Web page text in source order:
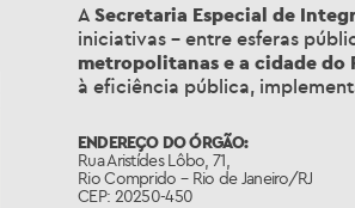
A Secretaria Especial de
iniciativas – entre esferas
metropolitanas e a cidade do
à eficiência pública,
ENDEREÇO DO ÓRGÃO:
Rua Aristídes Lôbo, 71,
Rio Comprido – Rio de Janeiro/RJ
CEP: 20250-450